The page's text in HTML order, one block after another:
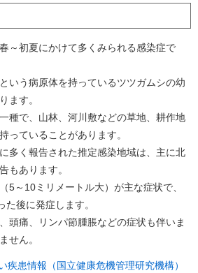
～初夏にかけて多くみられる感染症で
いう病原体を持っているツツガムシの幼
ます。
種で、山林、河川敷などの草地、耕作地
っていることがあります。
多く報告された推定感染地域は、主に北
もあります。
5～10ミリメートル大）が主な症状で、
後に発症します。
頭痛、リンパ節腫脹などの症状も伴いま
せん。
疾患情報（国立健康危機管理研究機構​）